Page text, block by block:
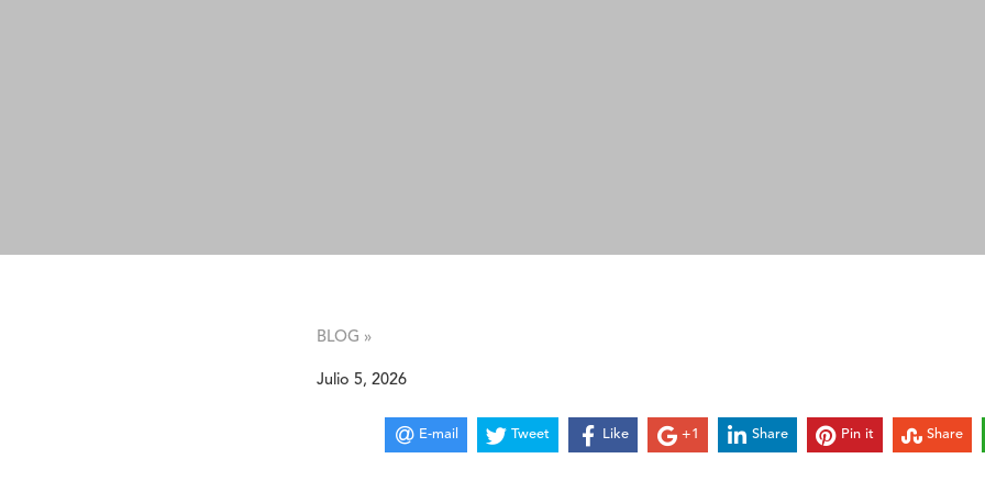
BLOG »
Julio 5, 2026
E-mail Tweet Like +1 Share Pin it Share